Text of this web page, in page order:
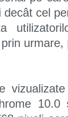
urmare,